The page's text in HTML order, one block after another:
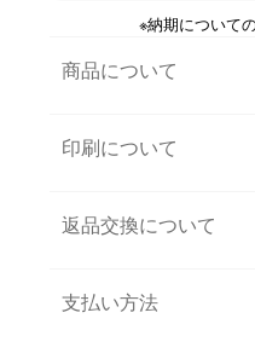
※納期について
商品について
印刷について
返品交換について
支払い方法